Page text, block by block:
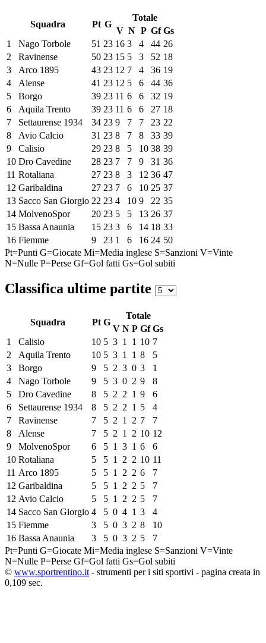
Squadra Pt G
Totale
V N P Gf Gs
1
Nago Torbole 51 23 16 3 4 44 26
2
Ravinense 50 23 15 5 3 52 18
3
Arco 1895 43 23 12 7 4 36 19
4
Alense 41 23 12 5 6 44 36
5
Borgo 39 23 11 6 6 32 19
6
Aquila Trento 39 23 11 6 6 27 18
7
Settaurense 1934 34 23 9 7 7 23 22
8
Avio Calcio 31 23 8 7 8 33 39
9
Calisio 29 23 8 5 10 38 39
10 Dro Cavedine 28 23 7 7 9 31 36
11 Rotaliana 27 23 8 3 12 36 47
12 Garibaldina 27 23 7 6 10 25 37
13 Sacco San Giorgio 22 23 4 10 9 22 35
14 MolvenoSpor 20 23 5 5 13 26 37
15 Bassa Anaunia 15 23 3 6 14 18 33
16 Fiemme 9 23 1 6 16 24 50
Pt=Punti G=Giocate Mi=Media inglese S=Sanzioni V=Vinte
N=Nulle P=Perse Gf=Gol fatti Gs=Gol subiti
Classifica ultime partite
Squadra Pt G
Totale
V N P Gf Gs
1
Calisio 10 5 3 1 1 10 7
2
Aquila Trento 10 5 3 1 1 8
5
3
Borgo 9 5 2 3 0 3
1
4
Nago Torbole 9 5 3 0 2 9
8
5
Dro Cavedine 8 5 2 2 1 9
6
6
Settaurense 1934 8 5 2 2 1 5
4
7
Ravinense 7 5 2 1 2 7
7
8
Alense 7 5 2 1 2 10 12
9
MolvenoSpor 6 5 1 3 1 6
6
10 Rotaliana 5 5 1 2 2 10 11
11 Arco 1895 5 5 1 2 2 6
7
12 Garibaldina 5 5 1 2 2 5
7
12 Avio Calcio 5 5 1 2 2 5
7
14 Sacco San Giorgio 4 5 0 4 1 3
4
15 Fiemme 3 5 0 3 2 8
10
16 Bassa Anaunia 3 5 0 3 2 5
7
Pt=Punti G=Giocate Mi=Media inglese S=Sanzioni V=Vinte
N=Nulle P=Perse Gf=Gol fatti Gs=Gol subiti
© www.sportrentino.it - strumenti per i siti sportivi - pagina creata in
0,109 sec.